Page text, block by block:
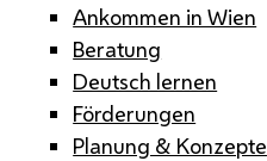
Ankommen in Wien
Beratung
Deutsch lernen
Förderungen
Planung & Konzepte